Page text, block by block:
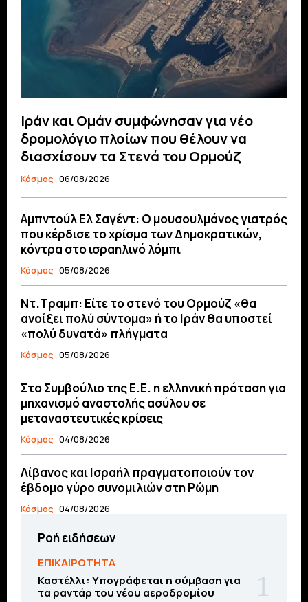
Ιράν και Ομάν συμφώνησαν για νέο
δρομολόγιο πλοίων που θέλουν να
διασχίσουν τα Στενά του Ορμούζ
Κόσμος 06/08/2026
Αμπντούλ Ελ Σαγέντ: Ο μουσουλμάνος γιατρός
που κέρδισε το χρίσμα των Δημοκρατικών,
κόντρα στο ισραηλινό λόμπι
Κόσμος 05/08/2026
Ντ.Τραμπ: Είτε το στενό του Ορμούζ «θα
ανοίξει πολύ σύντομα» ή το Ιράν θα υποστεί
«πολύ δυνατά» πλήγματα
Κόσμος 05/08/2026
Στο Συμβούλιο της Ε.Ε. η ελληνική πρόταση για
μηχανισμό αναστολής ασύλου σε
μεταναστευτικές κρίσεις
Κόσμος 04/08/2026
Λίβανος και Ισραήλ πραγματοποιούν τον
έβδομο γύρο συνομιλιών στη Ρώμη
Κόσμος 04/08/2026
Ροή ειδήσεων
ΕΠΙΚΑΙΡΟΤΗΤΑ
Καστέλλι: Υπογράφεται η σύμβαση για
τα ραντάρ του νέου αεροδρομίου